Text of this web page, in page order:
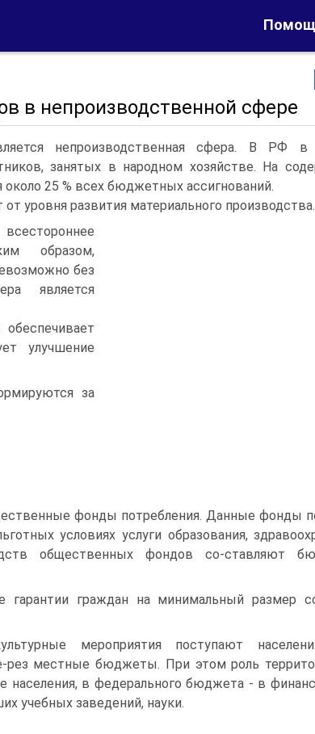
в непроизводственной сфере
непроизводственная сфера. В РФ в
занятых в народном хозяйстве. На
25 % всех бюджетных ассигнований.
уровня развития материального производства.
образом,
без
является
улучшение
за
фонды потребления. Данные фонды
условиях услуги образования,
общественных фондов со-ставляют
граждан на минимальный размер
мероприятия поступают
местные бюджеты. При этом роль
населения, в федерального бюджета - в
учебных заведений, науки.